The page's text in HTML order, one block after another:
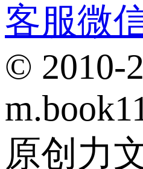
客服微
© 2010-
原创力